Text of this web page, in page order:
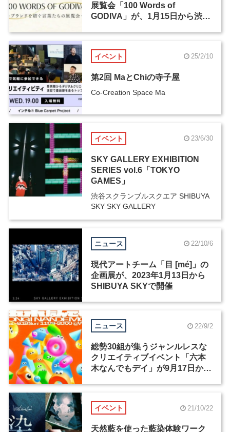
展覧会「100 Words of
GODIVA」が、1月15日から渋谷
イベント 25/2/10
第2回 MaとChiの寺子屋
Co-Creation Space Ma
イベント 23/6/30
SKY GALLERY EXHIBITION
SERIES vol.6「TOKYO
GAMES」
渋谷スクランブルスクエア SHIBUYA
SKY SKY GALLERY
ニュース 22/10/6
現代アートチーム「目 [mé]」の
企画展が、2023年1月13日から
SHIBUYA SKYで開催
ニュース 22/9/2
総勢30組が集うジャンルレスな
クリエイティブイベント「六本
木なんでもデイ」が9月17日から
イベント 21/10/22
天然藍を使った藍染体験ワーク